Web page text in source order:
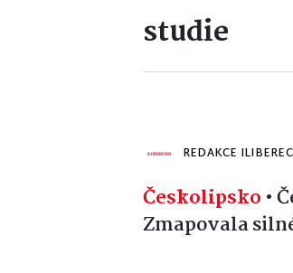
studie
REDAKCE
Českolipsko •
Zmapovala